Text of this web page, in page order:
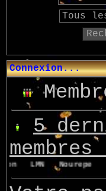
Connexion...
5
membres
LMN Nourepe